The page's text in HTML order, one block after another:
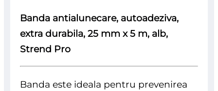
Banda antialunecare, autoadeziva,
extra durabila, 25 mm x 5 m, alb,
Strend Pro
Banda este ideala pentru prevenirea